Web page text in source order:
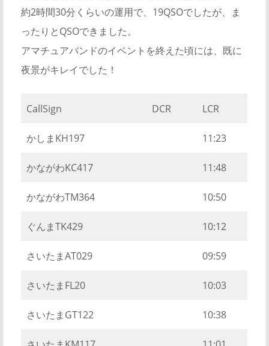
約2時間30分くらいの運用で、19QSOでしたが、ま
ったりとQSOできました。
アマチュアバンドのイベントを終えた頃には、既に
夜景がキレイでした！
CallSign DCR LCR
かしまKH197 11:23
かながわKC417 11:48
かながわTM364 10:50
ぐんまTK429 10:12
さいたまAT029 09:59
さいたまFL20 10:03
さいたまGT122 10:38